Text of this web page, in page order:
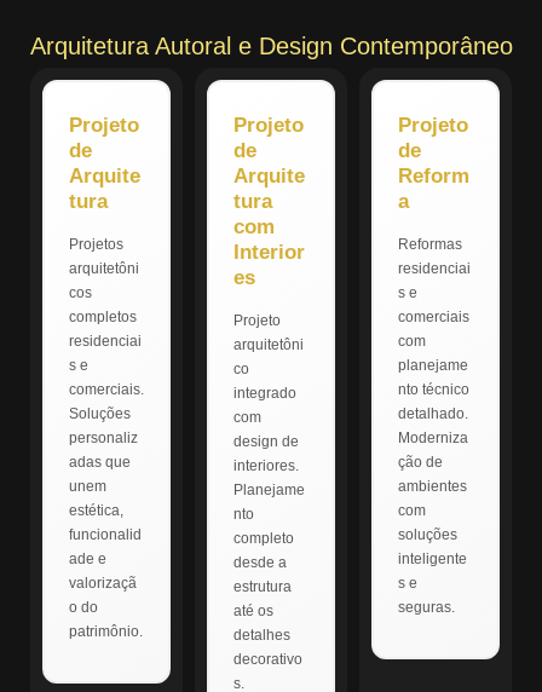
Arquitetura Autoral e Design Contemporâneo
Projeto
de
Arquite
tura
Projetos
arquitetôni
cos
completos
residenciai
s e
comerciais.
Soluções
personaliz
adas que
unem
estética,
funcionalid
ade e
valorizaçã
o do
patrimônio.
Projeto
de
Arquite
tura
com
Interior
es
Projeto
arquitetôni
co
integrado
com
design de
interiores.
Planejame
nto
completo
desde a
estrutura
até os
detalhes
decorativo
s.
Projeto
de
Reform
a
Reformas
residenciai
s e
comerciais
com
planejame
nto técnico
detalhado.
Moderniza
ção de
ambientes
com
soluções
inteligente
s e
seguras.